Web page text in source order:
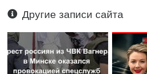
Другие записи сайта